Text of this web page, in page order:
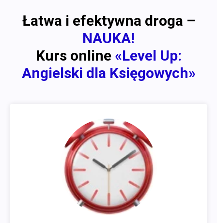
Łatwa i efektywna droga –
NAUKA!
Kurs online «Level Up:
Angielski dla Księgowych»